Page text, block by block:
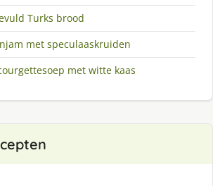
Turks brood
met speculaaskruiden
met witte kaas